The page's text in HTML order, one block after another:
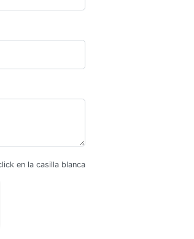
en la casilla blanca